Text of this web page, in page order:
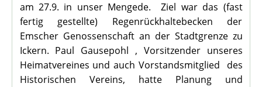
am 27.9. in unser Mengede. Ziel war das (fast
fertig gestellte) Regenrückhaltebecken der
Emscher Genossenschaft an der Stadtgrenze zu
Ickern. Paul Gausepohl , Vorsitzender unseres
Heimatvereines und auch Vorstandsmitglied des
Historischen Vereins, hatte Planung und